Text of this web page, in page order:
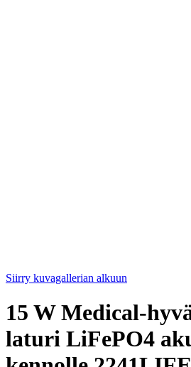
Siirry kuvagallerian alkuun
15 W Medical-
laturi LiFePO4